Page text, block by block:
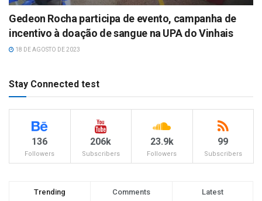
Gedeon Rocha participa de evento, campanha de
incentivo à doação de sangue na UPA do Vinhais
18 DE AGOSTO DE 2023
Stay Connected test
136
Followers
206k
Subscribers
23.9k
Followers
99
Subscribers
Trending Comments Latest